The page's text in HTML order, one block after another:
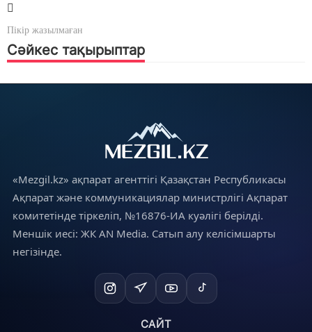
Пікір жазылмаған
Сәйкес тақырыптар
«Mezgil.kz» ақпарат агенттігі Қазақстан Республикасы
Ақпарат және коммуникациялар министрлігі Ақпарат
комитетінде тіркеліп, №16876-ИА куәлігі берілді.
Меншік иесі: ЖК AN Media. Сатып алу келісімшарты
негізінде.
САЙТ